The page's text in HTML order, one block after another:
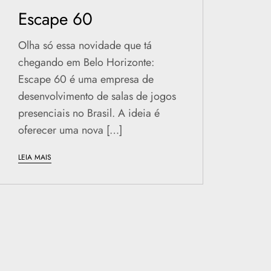
Escape 60
Olha só essa novidade que tá
chegando em Belo Horizonte:
Escape 60 é uma empresa de
desenvolvimento de salas de jogos
presenciais no Brasil. A ideia é
oferecer uma nova […]
LEIA MAIS